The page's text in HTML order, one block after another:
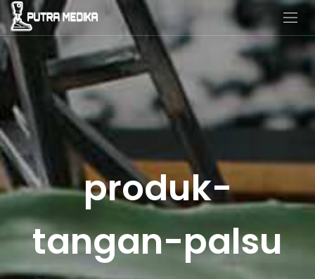
produk-
tangan-palsu